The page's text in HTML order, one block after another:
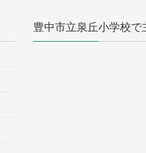
豊中市立泉丘小学校で